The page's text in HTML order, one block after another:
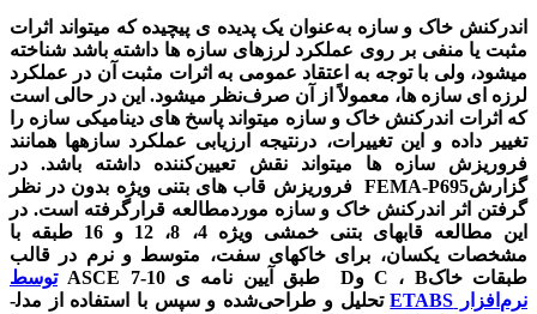
اندر­کنش خاک و سازه به‌عنوان یک پدیده­ ی پیچیده که می­تواند اثرات
مثبت یا منفی بر روی عملکرد لرزه­ای سازه ­ها داشته باشد شناخته
می­شود، ولی با توجه به اعتقاد عمومی به اثرات مثبت آن در عملکرد
لرزه­ ای سازه­ ها، معمولاً از آن صرف‌نظر می­شود. اين در حالی است
که اثرات اندرکنش خاک و سازه می­تواند پاسخ­ های دینامیکی سازه­ را
تغییر داده و این تغییرات، درنتیجه ارزیابی عملکرد سازه­ها همانند
فروریزش سازه­ ها می­تواند نقش تعیین‌کننده داشته باشد. در
گزارشFEMA-P695 فروریزش قاب­ های بتنی ویژه بدون در نظر
گرفتن اثر اندرکنش خاک ­و سازه موردمطالعه قرارگرفته است. در
این مطالعه قاب­های بتنی خمشی ویژه 4، 8، 12 و 16 طبقه با
مشخصات یکسان، برای خاک­های سفت، متوسط و نرم در قالب
طبقات خاکB ، CوD طبق آیین­ نامه ­یASCE 7-10 توسط
نرم‌افزار ETABS
تحلیل و طراحی‌شده و سپس با استفاده از مدل­